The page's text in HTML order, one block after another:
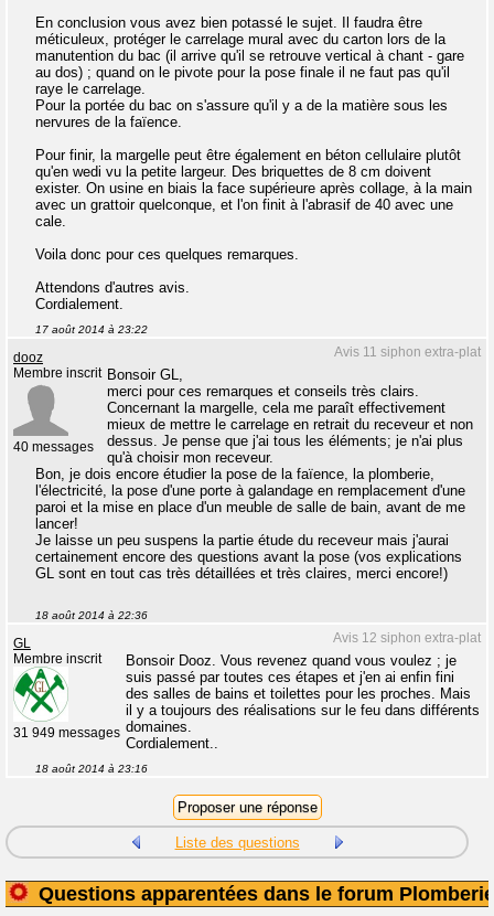
En conclusion vous avez bien potassé le sujet. Il faudra être
méticuleux, protéger le carrelage mural avec du carton lors de la
manutention du bac (il arrive qu'il se retrouve vertical à chant - gare
au dos) ; quand on le pivote pour la pose finale il ne faut pas qu'il
raye le carrelage.
Pour la portée du bac on s'assure qu'il y a de la matière sous les
nervures de la faïence.
Pour finir, la margelle peut être également en béton cellulaire plutôt
qu'en wedi vu la petite largeur. Des briquettes de 8 cm doivent
exister. On usine en biais la face supérieure après collage, à la main
avec un grattoir quelconque, et l'on finit à l'abrasif de 40 avec une
cale.
Voila donc pour ces quelques remarques.
Attendons d'autres avis.
Cordialement.
17 août 2014 à 23:22
Avis 11 siphon extra-plat
dooz
Membre inscrit
40 messages
Bonsoir GL,
merci pour ces remarques et conseils très clairs.
Concernant la margelle, cela me paraît effectivement
mieux de mettre le carrelage en retrait du receveur et non
dessus. Je pense que j'ai tous les éléments; je n'ai plus
qu'à choisir mon receveur.
Bon, je dois encore étudier la pose de la faïence, la plomberie,
l'électricité, la pose d'une porte à galandage en remplacement d'une
paroi et la mise en place d'un meuble de salle de bain, avant de me
lancer!
Je laisse un peu suspens la partie étude du receveur mais j'aurai
certainement encore des questions avant la pose (vos explications
GL sont en tout cas très détaillées et très claires, merci encore!)
18 août 2014 à 22:36
Avis 12 siphon extra-plat
GL
Membre inscrit
31 949 messages
Bonsoir Dooz. Vous revenez quand vous voulez ; je
suis passé par toutes ces étapes et j'en ai enfin fini
des salles de bains et toilettes pour les proches. Mais
il y a toujours des réalisations sur le feu dans différents
domaines.
Cordialement..
18 août 2014 à 23:16
Liste des questions
Questions apparentées dans le forum Plomberie